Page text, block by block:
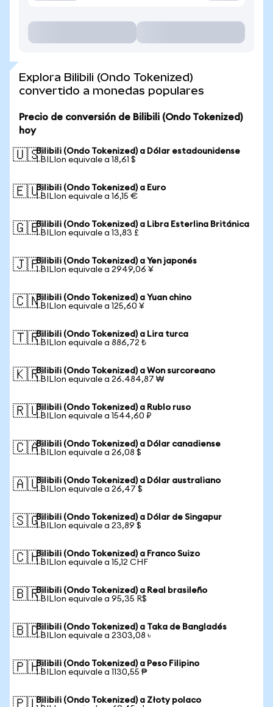
Explora Bilibili (Ondo Tokenized)
convertido a monedas populares
Precio de conversión de Bilibili (Ondo Tokenized)
hoy
🇺🇸Bilibili (Ondo Tokenized) a Dólar estadounidense
1 BILIon equivale a 18,61 $
🇪🇺Bilibili (Ondo Tokenized) a Euro
1 BILIon equivale a 16,15 €
🇬🇧Bilibili (Ondo Tokenized) a Libra Esterlina Británica
1 BILIon equivale a 13,83 £
🇯🇵Bilibili (Ondo Tokenized) a Yen japonés
1 BILIon equivale a 2949,06 ¥
🇨🇳Bilibili (Ondo Tokenized) a Yuan chino
1 BILIon equivale a 125,60 ¥
🇹🇷Bilibili (Ondo Tokenized) a Lira turca
1 BILIon equivale a 886,72 ₺
🇰🇷Bilibili (Ondo Tokenized) a Won surcoreano
1 BILIon equivale a 26.484,87 ₩
🇷🇺Bilibili (Ondo Tokenized) a Rublo ruso
1 BILIon equivale a 1544,60 ₽
🇨🇦Bilibili (Ondo Tokenized) a Dólar canadiense
1 BILIon equivale a 26,08 $
🇦🇺Bilibili (Ondo Tokenized) a Dólar australiano
1 BILIon equivale a 26,47 $
🇸🇬Bilibili (Ondo Tokenized) a Dólar de Singapur
1 BILIon equivale a 23,89 $
🇨🇭Bilibili (Ondo Tokenized) a Franco Suizo
1 BILIon equivale a 15,12 CHF
🇧🇷Bilibili (Ondo Tokenized) a Real brasileño
1 BILIon equivale a 95,35 R$
🇧🇩Bilibili (Ondo Tokenized) a Taka de Bangladés
1 BILIon equivale a 2303,08 ৳
🇵🇭Bilibili (Ondo Tokenized) a Peso Filipino
1 BILIon equivale a 1130,55 ₱
Bilibili (Ondo Tokenized) a Złoty polaco